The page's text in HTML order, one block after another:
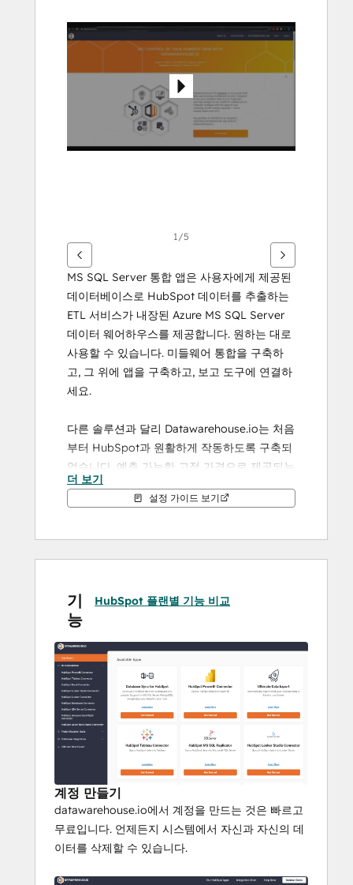
을
시
오.
1/5
MS SQL Server 통합 앱은 사용자에게 제공된
데이터베이스로 HubSpot 데이터를 추출하는
ETL 서비스가 내장된 Azure MS SQL Server
데이터 웨어하우스를 제공합니다. 원하는 대로
사용할 수 있습니다. 미들웨어 통합을 구축하
고, 그 위에 앱을 구축하고, 보고 도구에 연결하
세요.
다른 솔루션과 달리 Datawarehouse.io는 처음
부터 HubSpot과 원활하게 작동하도록 구축되
었습니다. 예측 가능한 고정 가격으로 제공되는
포괄적인 서비스로 타의 추종을 불허하는 데이
터 범위를 제공합니다.
HubSpot을 데이터 웨어하우스와 통합하면 다
음과 같은 작업을 수행할 수 있습니다.
마케팅 데이터를 영업 및 ERP 데이터와
해 HubSpot 데이터를 통합하여 백오피
스 문제를 해결하세요.
PowerBI 및 Tableau와 같은 타사 BI 플
랫폼을 사용하여 여러 데이터 소스를 통
합하는 복잡한 보고서를 개발하세요.
미들웨어 솔루션을 사용하여 HubSpot
데이터를 다른 시스템과 통합하세요.
HubSpot 데이터베이스에 대한 기능 백
업을 생성하세요.
Datawarehouse.io를 사용해야 하는 이유는 무
엇인가요?
더 보기
설정 가이드 보기
기
능
HubSpot 플랜별 기능 비교
계정 만들기
datawarehouse.io에서 계정을 만드는 것은 빠르고
무료입니다. 언제든지 시스템에서 자신과 자신의 데
이터를 삭제할 수 있습니다.